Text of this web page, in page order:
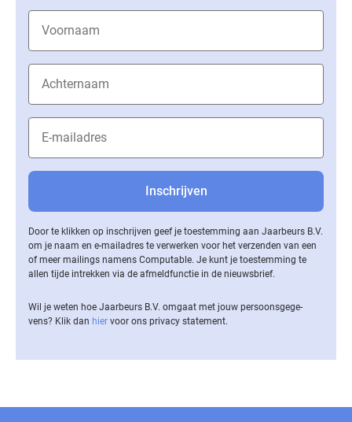
Door te klikken op inschrijven geef je toestemming aan Jaarbeurs B.V.
om je naam en e-mailadres te verwerken voor het verzenden van een
of meer mailings namens Computable. Je kunt je toestemming te
allen tijde intrekken via de af­meld­func­tie in de nieuwsbrief.
Wil je weten hoe Jaarbeurs B.V. omgaat met jouw per­soons­ge­ge­
vens? Klik dan hier voor ons privacy statement.